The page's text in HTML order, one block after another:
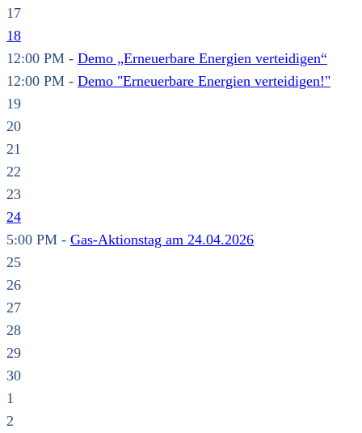
17
18
12:00 PM - Demo „Erneuerbare Energien verteidigen“
12:00 PM - Demo "Erneuerbare Energien verteidigen!"
19
20
21
22
23
24
5:00 PM - Gas-Aktionstag am 24.04.2026
25
26
27
28
29
30
1
2